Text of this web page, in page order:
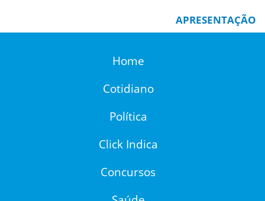
APRESENTAÇÃO
Home
Cotidiano
Política
Click Indica
Concursos